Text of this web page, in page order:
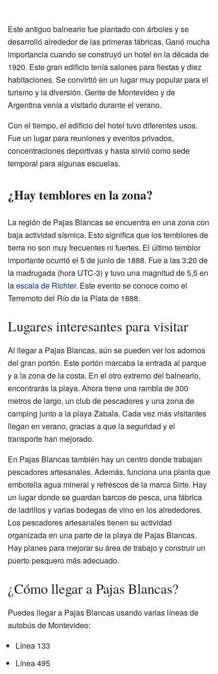
Este antiguo balneario fue plantado con árboles y se
desarrolló alrededor de las primeras fábricas. Ganó mucha
importancia cuando se construyó un hotel en la década de
1920. Este gran edificio tenía salones para fiestas y diez
habitaciones. Se convirtió en un lugar muy popular para el
turismo y la diversión. Gente de Montevideo y de
Argentina venía a visitarlo durante el verano.
Con el tiempo, el edificio del hotel tuvo diferentes usos.
Fue un lugar para reuniones y eventos privados,
concentraciones deportivas y hasta sirvió como sede
temporal para algunas escuelas.
¿Hay temblores en la zona?
La región de Pajas Blancas se encuentra en una zona con
baja actividad sísmica. Esto significa que los temblores de
tierra no son muy frecuentes ni fuertes. El último temblor
importante ocurrió el 5 de junio de 1888. Fue a las 3:20 de
la madrugada (hora UTC-3) y tuvo una magnitud de 5,5 en
laescala de Richter. Este evento se conoce como el
Terremoto del Río de la Plata de 1888.
Lugares interesantes para visitar
Al llegar a Pajas Blancas, aún se pueden ver los adornos
del gran portón. Este portón marcaba la entrada al parque
y a la zona de la costa. En el otro extremo del balneario,
encontrarás la playa. Ahora tiene una rambla de 300
metros de largo, un club de pescadores y una zona de
camping junto a la playa Zabala. Cada vez más visitantes
llegan en verano, gracias a que la seguridad y el
transporte han mejorado.
En Pajas Blancas también hay un centro donde trabajan
pescadores artesanales. Además, funciona una planta que
embotella agua mineral y refrescos de la marca Sirte. Hay
un lugar donde se guardan barcos de pesca, una fábrica
de ladrillos y varias bodegas de vino en los alrededores.
Los pescadores artesanales tienen su actividad
organizada en una parte de la playa de Pajas Blancas.
Hay planes para mejorar su área de trabajo y construir un
puerto pesquero más adecuado.
¿Cómo llegar a Pajas Blancas?
Puedes llegar a Pajas Blancas usando varias líneas de
autobús de Montevideo:
Línea 133
Línea 495